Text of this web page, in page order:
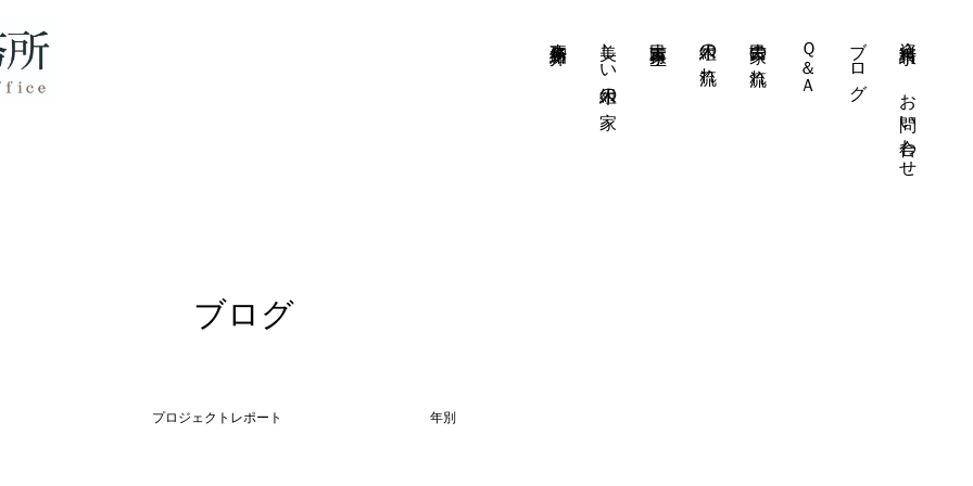
美しい木組の家 木組の流れ 古民家の流れ Ｑ＆Ａ ブログ
お問い合わせ
ブログ
プロジェクトレポート 年別